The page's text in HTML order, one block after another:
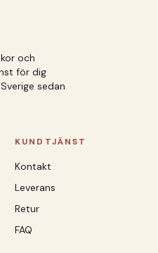
och
för dig
sedan
KUNDTJÄNST
Kontakt
Leverans
Retur
FAQ